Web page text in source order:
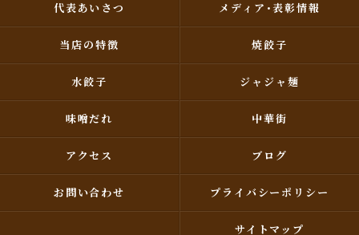
代表あいさつ メディア･表彰情報
当店の特徴 焼餃子
水餃子 ジャジャ麺
味噌だれ 中華街
アクセス ブログ
お問い合わせ プライバシーポリシー
サイトマップ